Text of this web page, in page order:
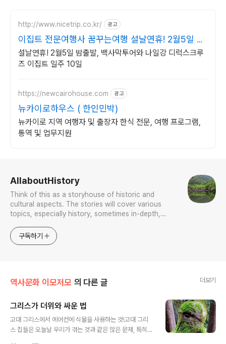
http://www.nicetrip.co.kr/ 광고
이집트 전문여행사 꿈꾸는여행 설날연휴! 2월5일 밤
출발
설날연휴! 2월5일 밤출발, 백사막투어와 나일강 디럭스크루
즈 이집트 일주 10일
https://newcairohouse.com 광고
뉴카이로하우스 ( 한인민박)
뉴카이로 지역 여행자 및 출장자 한식 전문, 여행 프로그램,
통역 및 업무지원
AllaboutHistory
Think of this as a storyhouse of historic and
cultural aspects. The stories will cover various
topics, especially history, sometimes in-depth,
approach will be to resist any common sense or
generalized viewpoint
구독하기
역사문화 이모저모 의 다른 글 더보기
그리스가 더위와 싸운 법
고대 그리스에서 에어컨에 식물을 사용하는 것!고대 그리
스 집들은 오늘날 우리가 겪는 것과 같은 많은 문제, 특히